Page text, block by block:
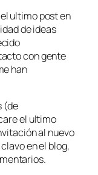
ultimo post en
de ideas
con gente
han
(de
el ultimo
al nuevo
en el blog,